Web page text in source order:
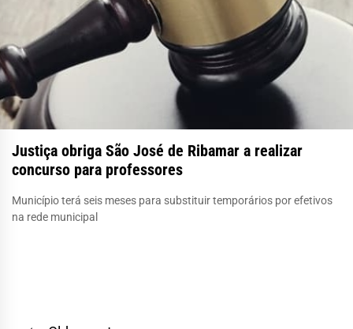
Justiça obriga São José de Ribamar a realizar
concurso para professores
Município terá seis meses para substituir temporários por efetivos
na rede municipal